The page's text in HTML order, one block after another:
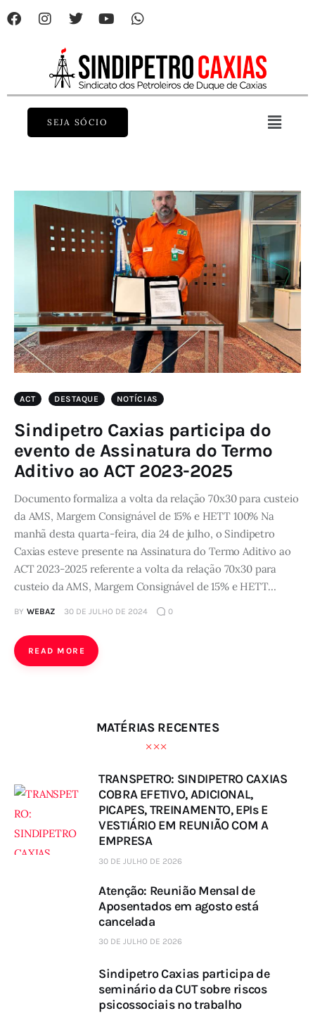
SEJA SÓCIO
Home
Features
ACT DESTAQUE NOTÍCIAS
Sindipetro Caxias participa do
evento de Assinatura do Termo
Aditivo ao ACT 2023-2025
Documento formaliza a volta da relação 70x30 para custeio
da AMS, Margem Consignável de 15% e HETT 100% Na
manhã desta quarta-feira, dia 24 de julho, o Sindipetro
Caxias esteve presente na Assinatura do Termo Aditivo ao
ACT 2023-2025 referente a volta da relação 70x30 para
custeio da AMS, Margem Consignável de 15% e HETT…
BY WEBAZ 30 DE JULHO DE 2024 0
READ MORE
MATÉRIAS RECENTES
TRANSPETRO: SINDIPETRO CAXIAS
COBRA EFETIVO, ADICIONAL,
PICAPES, TREINAMENTO, EPIs E
VESTIÁRIO EM REUNIÃO COM A
EMPRESA
30 DE JULHO DE 2026
Atenção: Reunião Mensal de
Aposentados em agosto está
cancelada
30 DE JULHO DE 2026
Sindipetro Caxias participa de
seminário da CUT sobre riscos
psicossociais no trabalho